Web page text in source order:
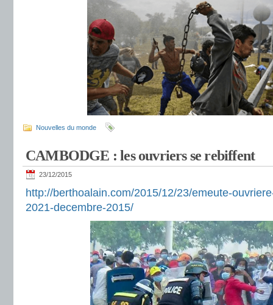
Nouvelles du monde
CAMBODGE : les ouvriers se rebiffent
23/12/2015
http://berthoalain.com/2015/12/23/emeute-
2021-decembre-2015/